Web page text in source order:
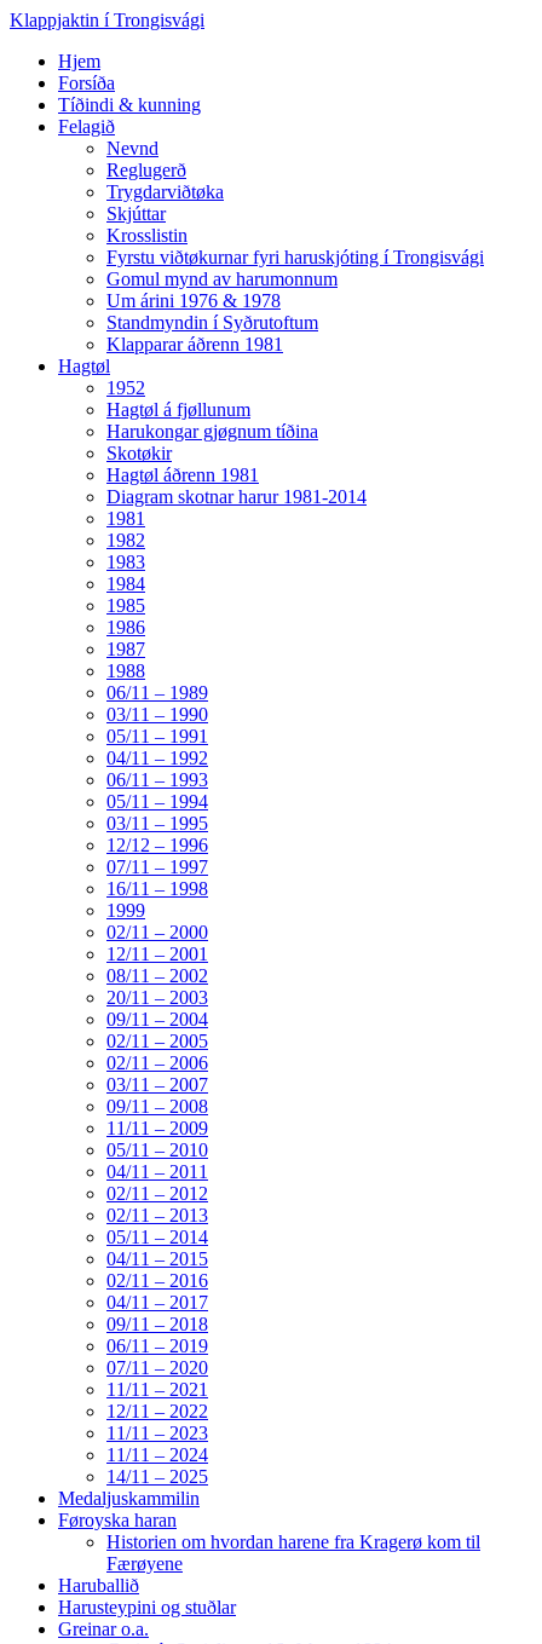
Klappjaktin í Trongisvági
Hjem
Forsíða
Tíðindi & kunning
Felagið
Nevnd
Reglugerð
Trygdarviðtøka
Skjúttar
Krosslistin
Fyrstu viðtøkurnar fyri haruskjóting í Trongisvági
Gomul mynd av harumonnum
Um árini 1976 & 1978
Standmyndin í Syðrutoftum
Klapparar áðrenn 1981
Hagtøl
1952
Hagtøl á fjøllunum
Harukongar gjøgnum tíðina
Skotøkir
Hagtøl áðrenn 1981
Diagram skotnar harur 1981-2014
1981
1982
1983
1984
1985
1986
1987
1988
06/11 – 1989
03/11 – 1990
05/11 – 1991
04/11 – 1992
06/11 – 1993
05/11 – 1994
03/11 – 1995
12/12 – 1996
07/11 – 1997
16/11 – 1998
1999
02/11 – 2000
12/11 – 2001
08/11 – 2002
20/11 – 2003
09/11 – 2004
02/11 – 2005
02/11 – 2006
03/11 – 2007
09/11 – 2008
11/11 – 2009
05/11 – 2010
04/11 – 2011
02/11 – 2012
02/11 – 2013
05/11 – 2014
04/11 – 2015
02/11 – 2016
04/11 – 2017
09/11 – 2018
06/11 – 2019
07/11 – 2020
11/11 – 2021
12/11 – 2022
11/11 – 2023
11/11 – 2024
14/11 – 2025
Medaljuskammilin
Føroyska haran
Historien om hvordan harene fra Kragerø kom til
Færøyene
Haruballið
Harusteypini og stuðlar
Greinar o.a.